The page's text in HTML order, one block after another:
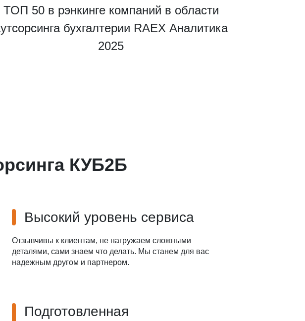
ТОП 50 в рэнкинге компаний в области
бухгалтерии RAEX Аналитика
2025
КУБ2Б
Высокий уровень сервиса
Отзывчивы к клиентам, не нагружаем сложными
деталями, сами знаем что делать. Мы станем для вас
надежным другом и партнером.
Подготовленная